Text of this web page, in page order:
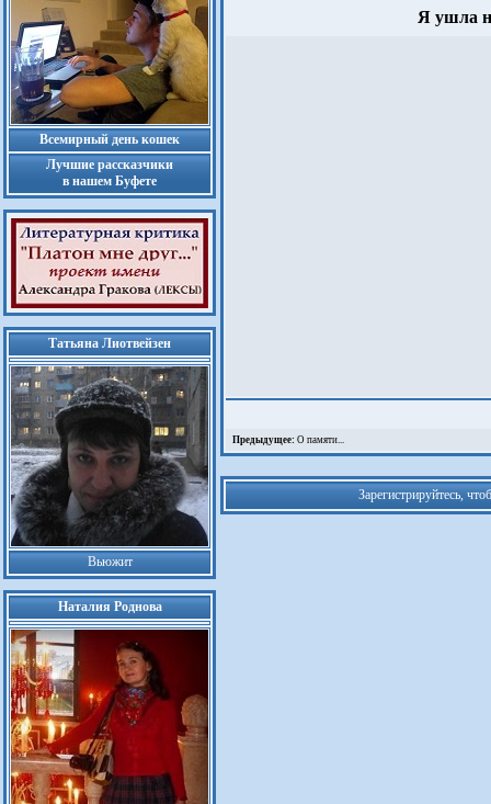
Всемирный день кошек
Лучшие рассказчики
в нашем Буфете
Татьяна Лиотвейзен
Вьюжит
Наталия Роднова
Я ушла
Предыдущее: О памяти...
Зарегистрируйтесь,